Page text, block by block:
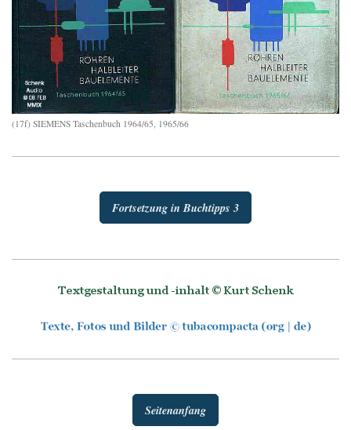
(17f) SIEMENS Taschenbuch 1964/65, 1965/66
Fortsetzung in Buchtipps 3
Seitenanfang